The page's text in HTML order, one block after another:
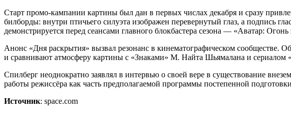
Старт промо-кампании картины был дан в первых числах декабря и сразу
билборды: внутри птичьего силуэта изображен перевернутый глаз, а подпись
демонстрируется перед сеансами главного блокбастера сезона — «Аватар:
Анонс «Дня раскрытия» вызвал резонанс в кинематографическом сообществе.
и сравнивают атмосферу картины с «Знаками» М. Найта Шьямалана и сериалом
Спилберг неоднократно заявлял в интервью о своей вере в существование
работы режиссёра как часть предполагаемой программы постепенной
Источник: space.com